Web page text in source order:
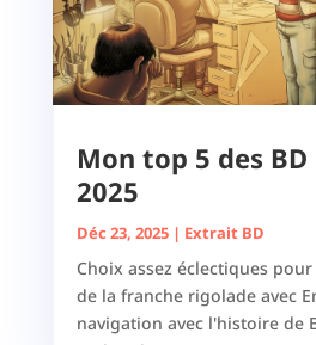
Mon top 5 des BD
2025
Déc 23, 2025| Extrait BD
Choix assez éclectiques pour
de la franche rigolade avec
navigation avec l'histoire de